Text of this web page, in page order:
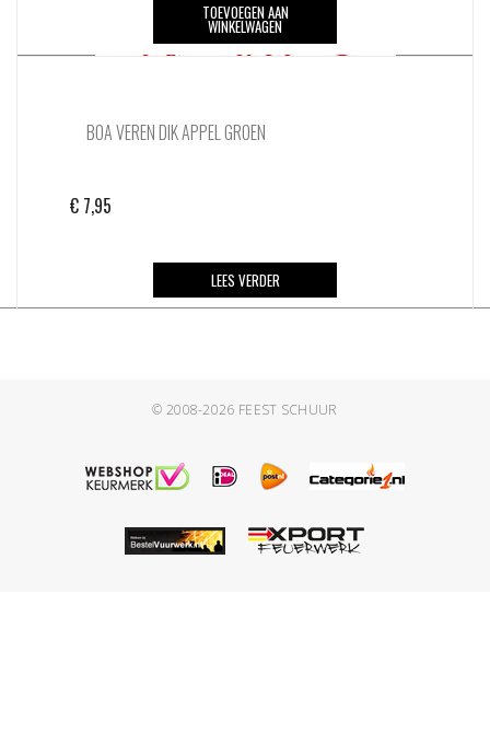
TOEVOEGEN AAN
WINKELWAGEN
BOA VEREN DIK APPEL GROEN
€ 7,95
LEES VERDER
© 2008-2026 FEEST SCHUUR